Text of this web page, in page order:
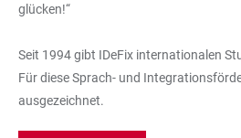
glücken!“
Seit 1994 gibt IDeFix internationalen
Für diese Sprach- und
ausgezeichnet.